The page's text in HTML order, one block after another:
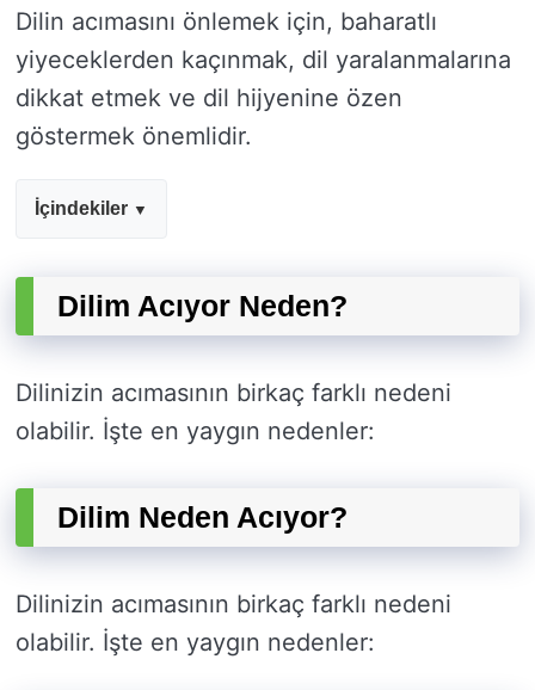
Dilin acımasını önlemek için, baharatlı
yiyeceklerden kaçınmak, dil yaralanmalarına
dikkat etmek ve dil hijyenine özen
göstermek önemlidir.
İçindekiler
Dilim Acıyor Neden?
Dilinizin acımasının birkaç farklı nedeni
olabilir. İşte en yaygın nedenler:
Dilim Neden Acıyor?
Dilinizin acımasının birkaç farklı nedeni
olabilir. İşte en yaygın nedenler: